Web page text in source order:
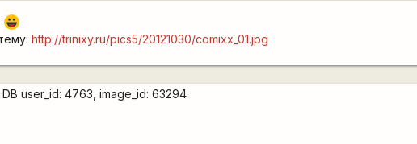
|-))
http://trinixy.ru/pics5/20121030/comixx_01.jpg